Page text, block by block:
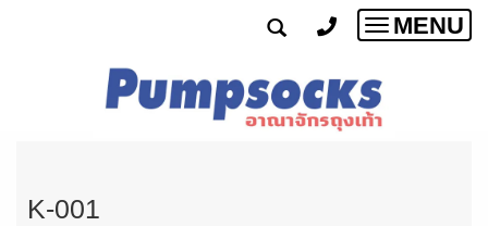
Toggle
MENU
K-001